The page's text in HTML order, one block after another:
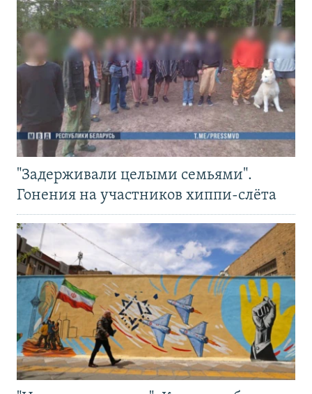
"Задерживали целыми семьями".
Гонения на участников хиппи-слёта